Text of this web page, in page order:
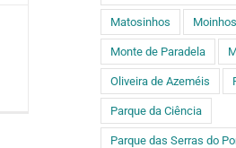
Matosinhos
Monte de Paradela
Oliveira de Azeméis
Parque da Ciência
Parque das Serras do